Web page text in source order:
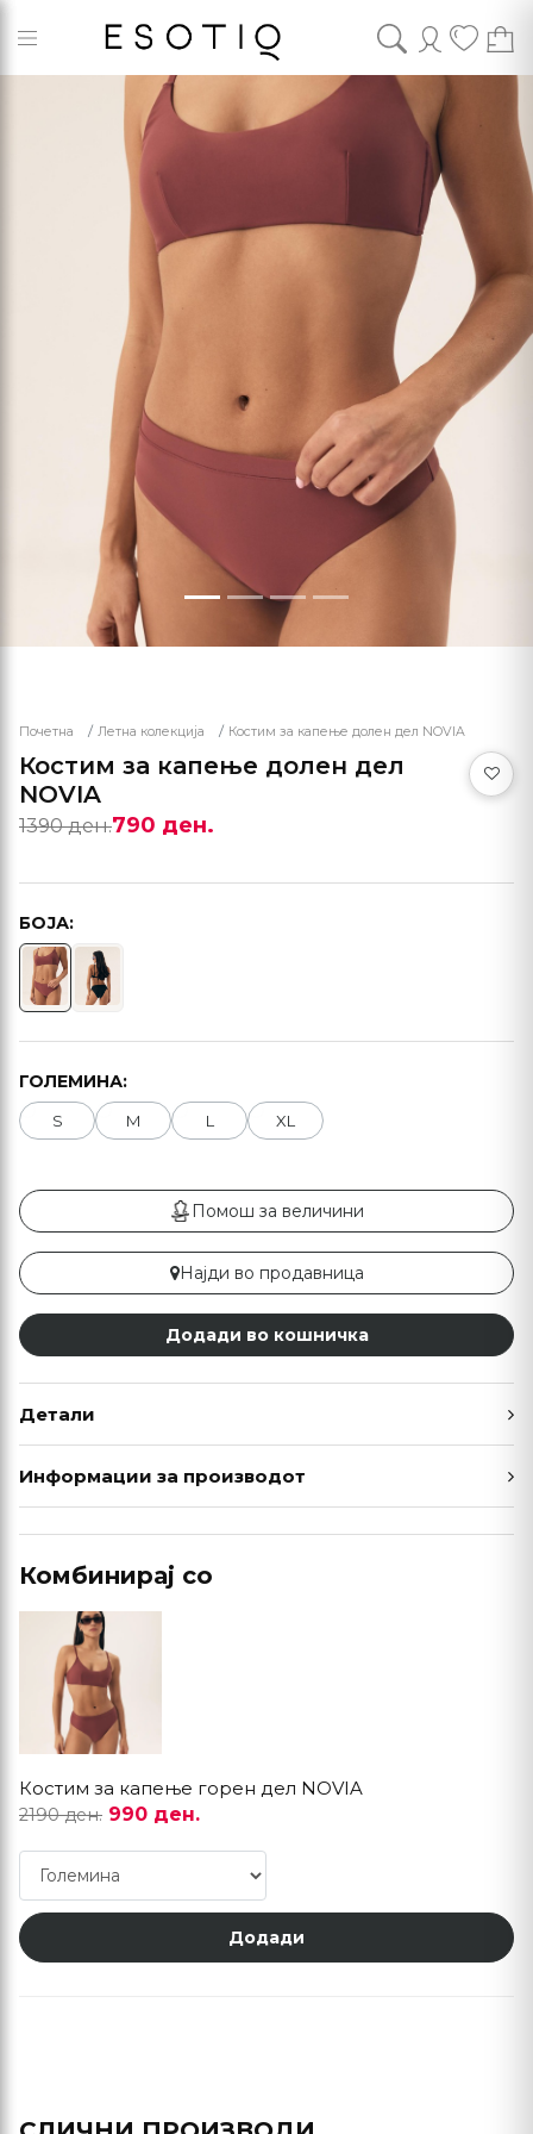
Почетна Летна колекција Костим за капење долен дел NOVIA
Костим за капење долен дел
NOVIA
1390 ден.790 ден.
БОЈА:
ГОЛЕМИНА:
S M L XL
Помош за величини
Најди во продавница
Додади во кошничка
Детали
Информации за производот
Комбинирај со
Костим за капење горен дел NOVIA
2190 ден. 990 ден.
Додади